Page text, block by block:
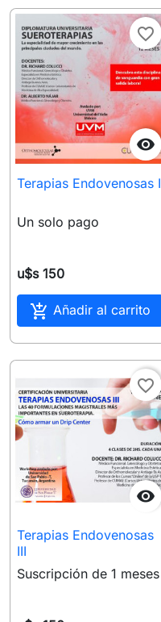

favorite_border
Terapias Endovenosas I
Un solo pago
u$s 150
 Añadir al carrito

favorite_border
Terapias Endovenosas
III
Suscripción de 1 meses